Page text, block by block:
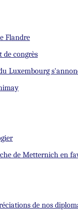
Flandre
de congrès
Luxembourg
de Metternich en
de nos